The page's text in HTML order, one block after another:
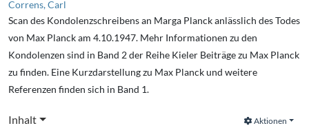
Correns, Carl
Scan des Kondolenzschreibens an Marga Planck anlässlich des Todes
von Max Planck am 4.10.1947. Mehr Informationen zu den
Kondolenzen sind in Band 2 der Reihe Kieler Beiträge zu Max Planck
zu finden. Eine Kurzdarstellung zu Max Planck und weitere
Referenzen finden sich in Band 1.
Inhalt Aktionen